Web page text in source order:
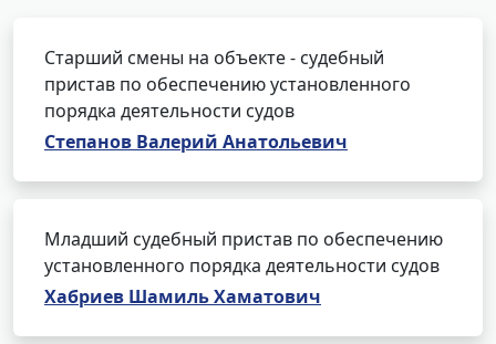
Старший смены на объекте - судебный
пристав по обеспечению установленного
порядка деятельности судов
Степанов Валерий Анатольевич
Младший судебный пристав по обеспечению
установленного порядка деятельности судов
Хабриев Шамиль Хаматович